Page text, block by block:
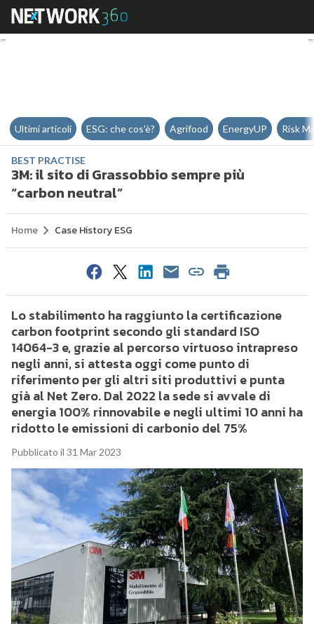
3M: il sito di Grassobbio
Ultimi articoli ESG: che cos'è? Agrifood EnergyUP Risk
BEST PRACTISE
3M: il sito di Grassobbio sempre più
“carbon neutral”
Home Case History ESG
Lo stabilimento ha raggiunto la certificazione
carbon footprint secondo gli standard ISO
14064-3 e, grazie al percorso virtuoso intrapreso
negli anni, si attesta oggi come punto di
riferimento per gli altri siti produttivi e punta
già al Net Zero. Dal 2022 la sede si avvale di
energia 100% rinnovabile e negli ultimi 10 anni ha
ridotto le emissioni di carbonio del 75%
Pubblicato il 31 Mar 2023